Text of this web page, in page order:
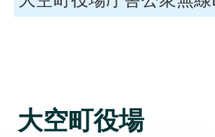
大空町役場